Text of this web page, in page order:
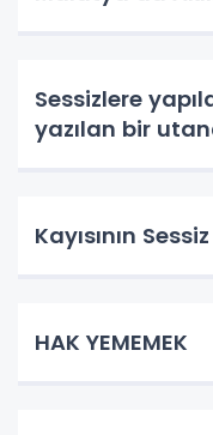
Sessizlere
yazılan bir
Kayısının
HAK YEMEMEK